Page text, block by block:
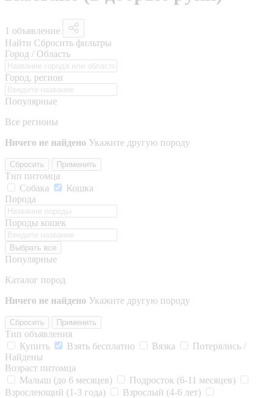
1 объявление
Найти Сбросить фильтры
Город / Область
Город, регион
Популярные
Все регионы
Ничего не найдено Укажите другую породу
Сбросить Применить
Тип питомца
Собака
Кошка
Порода
Породы кошек
Выбрать все
Популярные
Каталог пород
Ничего не найдено Укажите другую породу
Сбросить Применить
Тип объявления
Купить
Взять бесплатно Вязка
Потерялись /
Найдены
Возраст питомца
Малыш (до 6 месяцев)
Подросток (6-11 месяцев)
Взрослеющий (1-3 года)
Взрослый (4-6 лет)